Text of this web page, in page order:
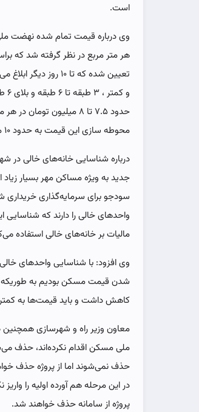
است.
هر متر مربع در نظر گرفته شد که
حدود ۷.۵ تا ۸ میلیون
محوطه سازی این قیمت به حدود ۱۰ میلیون تومان در هر متر مربع می‌رسد.
درباره شناسایی خانه‌های خالی در
جدید به ویژه مساکن مهر بسیار
سودجو برای سرمایه‌گذاری
واحد‌های خالی را دارند که شناسایی
مالیات بر خانه‌های خالی استفاده
وی افزود: با شناسایی واحد‌های
کاهش داشت و باید قیمت‌ها به کمتر از ۲ میلیارد تومان
معاون وزیر راه و شهرسازی همچنین
ملی مسکن اقدام نکرده‌اند، حذف
حذف نمی‌شوند اما از پروژه حذف
در این مرحله هم آورده اولیه را
پروژه از سامانه حذف خواهند شد.